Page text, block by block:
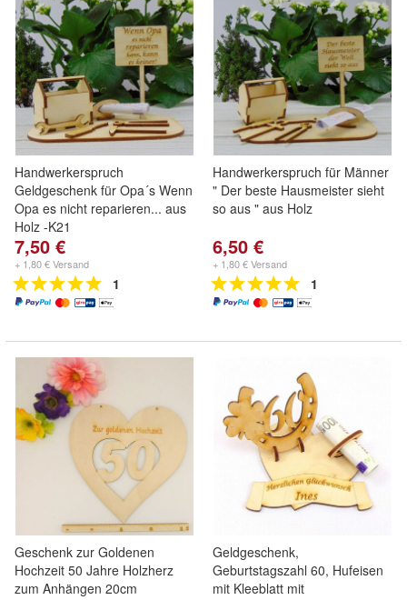
Handwerkerspruch
Geldgeschenk für Opa´s Wenn
Opa es nicht reparieren... aus
Holz -K21
7,50 €
+ 1,80 € Versand
1
Handwerkerspruch für Männer
" Der beste Hausmeister sieht
so aus " aus Holz
6,50 €
+ 1,80 € Versand
1
Geschenk zur Goldenen
Hochzeit 50 Jahre Holzherz
zum Anhängen 20cm
Geldgeschenk,
Geburtstagszahl 60, Hufeisen
mit Kleeblatt mit